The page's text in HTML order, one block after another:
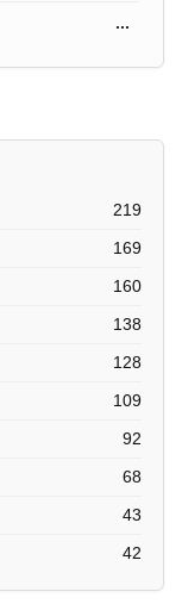
...
219
169
160
138
128
109
92
68
43
42